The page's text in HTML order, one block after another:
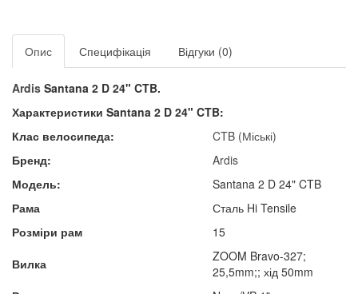
Опис Специфікація Відгуки (0)
Ardis Santana 2 D 24" CTB.
Характеристики Santana 2 D 24" CTB:
Клас велосипеда:
CTB (Міські)
Бренд:
Ardis
Модель:
Santana 2 D 24" CTB
Рама
Сталь Hi Tensile
Розміри рам
15
Вилка
ZOOM Bravo-327;
25,5mm;; хід 50mm